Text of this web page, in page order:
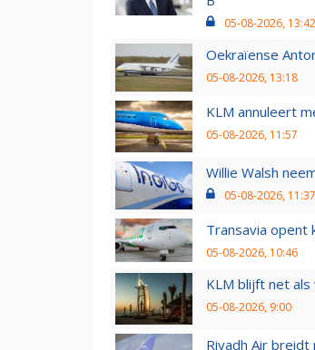
05-08-2026, 13:42
Oekraïense
05-08-2026, 13:18
KLM annuleert
05-08-2026, 11:57
Willie Walsh
05-08-2026, 11:37
Transavia opent
05-08-2026, 10:46
KLM blijft net
05-08-2026, 9:00
Riyadh Air